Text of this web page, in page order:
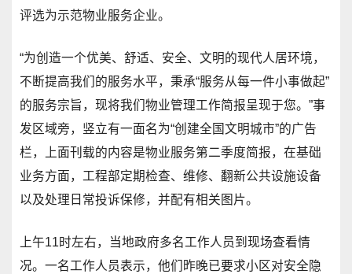
评选为示范物业服务企业。
“为创造一个优美、舒适、安全、文明的现代人居环境，
不断提高我们的服务水平，秉承“服务从每一件小事做起”
的服务宗旨，现将我们物业管理工作简报呈现于您。”事
发区域旁，竖立有一面名为“创建全国文明城市”的广告
栏，上面刊载的内容是物业服务第二季度简报，在基础
业务方面，工程部定期检查、维修、翻新公共设施设备
以及处理日常投诉保修，并配有相关图片。
上午11时左右，当地政府多名工作人员到现场查看情
况。一名工作人员表示，他们昨晚已要求小区对安全隐